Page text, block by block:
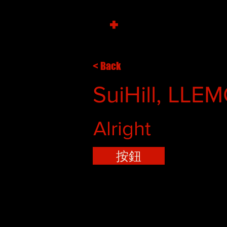
+
< Back
SuiHill,
Alright
按鈕